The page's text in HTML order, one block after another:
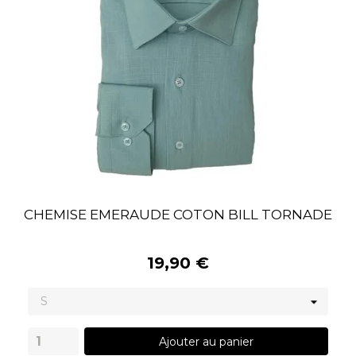
CHEMISE EMERAUDE COTON BILL TORNADE
19,90 €
Ajouter au panier